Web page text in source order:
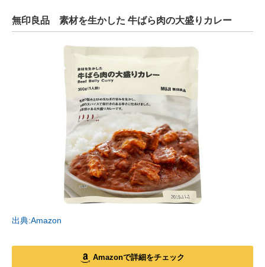
無印良品 素材を生かした 牛ばら肉の大盛りカレー
出典:Amazon
Amazonで詳細をチェック